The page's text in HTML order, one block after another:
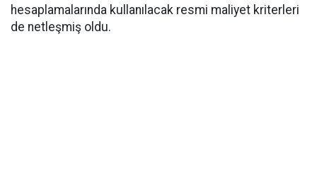
hesaplamalarında kullanılacak resmi maliyet kriterleri
de netleşmiş oldu.